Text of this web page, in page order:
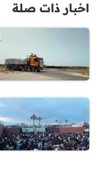
اخبار ذات صلة